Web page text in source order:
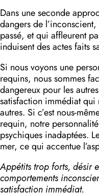
Dans une seconde
dangers de
passé, et qui affleurent
induisent des actes faits
Si nous voyons une
requins, nous sommes
dangereux pour les
satisfaction immédiat
autres. Si c’est nous-
requin, notre
psychiques inadaptées.
mer, ce qui accentue
Appétits trop forts, désir
comportements
satisfaction immédiat.